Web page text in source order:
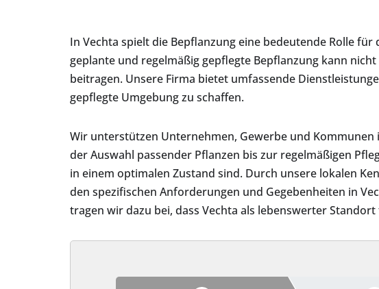
In Vechta spielt die Bepflanzung eine bedeutende Rolle
geplante und regelmäßig gepflegte Bepflanzung kann
beitragen. Unsere Firma bietet umfassende
gepflegte Umgebung zu schaffen.
Wir unterstützen Unternehmen, Gewerbe und
der Auswahl passender Pflanzen bis zur regelmäßigen
in einem optimalen Zustand sind. Durch unsere lokalen
den spezifischen Anforderungen und Gegebenheiten in
tragen wir dazu bei, dass Vechta als lebenswerter